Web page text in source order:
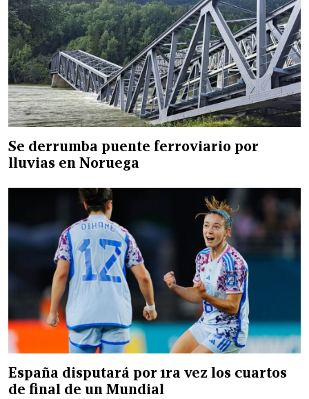
Se derrumba puente ferroviario por
lluvias en Noruega
España disputará por 1ra vez los cuartos
de final de un Mundial